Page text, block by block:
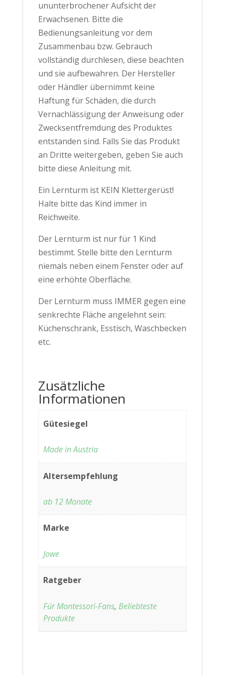
ununterbrochener Aufsicht der
Erwachsenen. Bitte die
Bedienungsanleitung vor dem
Zusammenbau bzw. Gebrauch
vollständig durchlesen, diese beachten
und sie aufbewahren. Der Hersteller
oder Händler übernimmt keine
Haftung für Schäden, die durch
Vernachlässigung der Anweisung oder
Zwecksentfremdung des Produktes
entstanden sind. Falls Sie das Produkt
an Dritte weitergeben, geben Sie auch
bitte diese Anleitung mit.
Ein Lernturm ist KEIN Klettergerüst!
Halte bitte das Kind immer in
Reichweite.
Der Lernturm ist nur für 1 Kind
bestimmt. Stelle bitte den Lernturm
niemals neben einem Fenster oder auf
eine erhöhte Oberfläche.
Der Lernturm muss IMMER gegen eine
senkrechte Fläche angelehnt sein:
Küchenschrank, Esstisch, Waschbecken
etc.
Zusätzliche
Informationen
Gütesiegel
Made in Austria
Altersempfehlung
ab 12 Monate
Marke
Jowe
Ratgeber
Für Montessori-Fans,Beliebteste
Produkte